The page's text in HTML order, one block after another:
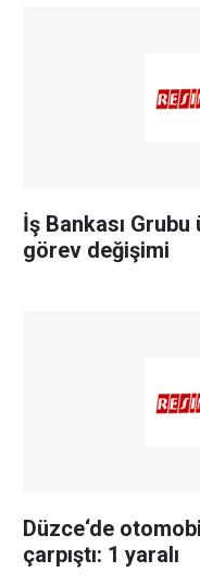
İş Bankası
görev değişimi
Düzce‘de
çarpıştı: 1 yaralı